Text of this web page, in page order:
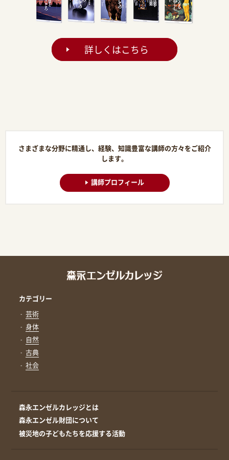
詳しくはこちら
さまざまな分野に精通し、経験、知識豊富な講師の方々をご紹介
します。
講師プロフィール
カテゴリー
芸術
身体
自然
古典
社会
森永エンゼルカレッジとは
森永エンゼル財団について
被災地の子どもたちを応援する活動